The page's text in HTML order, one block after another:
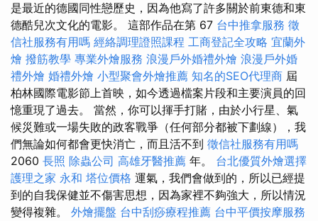
是最近的德國同性戀歷史，因為他寫了許多關於前東德和東
德酷兒次文化的電影。 這部作品在第 67 台中推拿服務 徵
信社服務有用嗎 經絡調理證照課程 工商登記全攻略 宜蘭外
燴 撥筋教學 專業外燴服務 浪漫戶外婚禮外燴 浪漫戶外婚
禮外燴 婚禮外燴 小型聚會外燴推薦 知名的SEO代理商 屆
柏林國際電影節上首映，如今透過檔案片段和主要演員的回
憶重現了過去。 當然，你可以揮手打賭，由於小行星、氣
候災難或一場失敗的政客戰爭（任何部分都被下劃線），我
們無論如何都會更快消亡，而且活不到 徵信社服務有用嗎
2060 長照 除蟲公司 高雄牙醫推薦 年。 台北優質外燴選擇
護理之家 永和 塔位價格 運氣，我們會做到的，所以已經提
到的自我保健並不傷害思想，因為家裡不夠強大，所以情況
變得複雜。 外燴擺盤 台中刮痧療程推薦 台中平價按摩服務